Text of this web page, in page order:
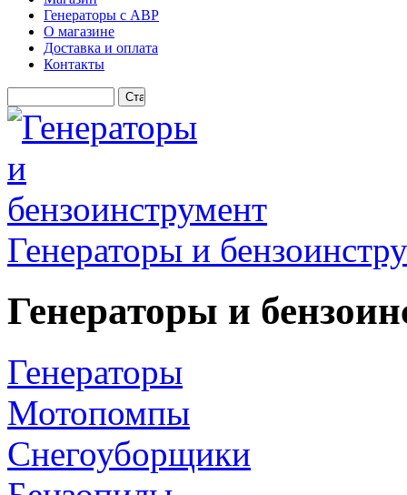
Генераторы с АВР
О магазине
Доставка и оплата
Контакты
Генераторы и
Генераторы и
Генераторы
Мотопомпы
Снегоуборщики